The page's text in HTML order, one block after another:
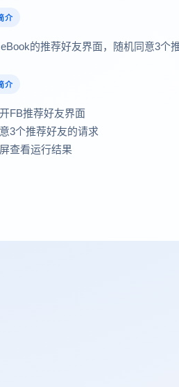
介
的推荐好友界面，随机同意3个
介
FB推荐好友界面
3个推荐好友的请求
查看运行结果